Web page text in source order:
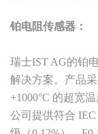
铂电阻传感器 ：
瑞士IST AG的铂
解决方案。产品
+1000°C 的超宽
公司提供符合